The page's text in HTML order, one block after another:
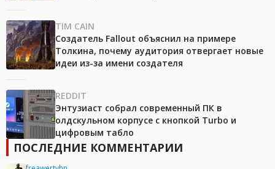
TIM CAIN
Создатель Fallout объяснил на примере
Толкина, почему аудитория отвергает новые
идеи из-за имени создателя
REDDIT
Энтузиаст собрал современный ПК в
олдскульном корпусе с кнопкой Turbo и
цифровым табло
ПОСЛЕДНИЕ КОММЕНТАРИИ